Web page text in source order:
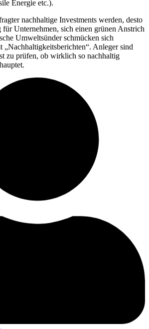
Energie etc.).
nachhaltige Investments werden, desto
für Unternehmen, sich einen grünen Anstrich
Umweltsünder schmücken sich
„Nachhaltigkeitsberichten“. Anleger sind
zu prüfen, ob wirklich so nachhaltig